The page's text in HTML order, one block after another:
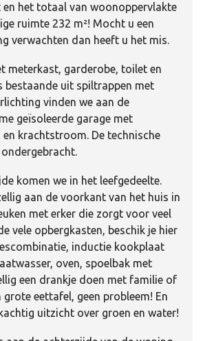
en het totaal van woonoppervlakte
ruimte 232 m²! Mocht u een
verwachten dan heeft u het mis.
meterkast, garderobe, toilet en
bestaande uit spiltrappen met
vinden we aan de
geïsoleerde garage met
krachtstroom. De technische
komen we in het leefgedeelte.
aan de voorkant van het huis in
met erker die zorgt voor veel
vele opbergkasten, beschik je hier
inductie kookplaat
oven, spoelbak met
een drankje doen met familie of
grote eettafel, geen probleem! En
uitzicht over groen en water!